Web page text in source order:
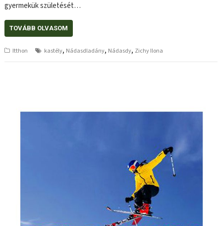
gyermekük születését…
TOVÁBB OLVASOM
Itthon kastély, Nádasdladány, Nádasdy, Zichy Ilona